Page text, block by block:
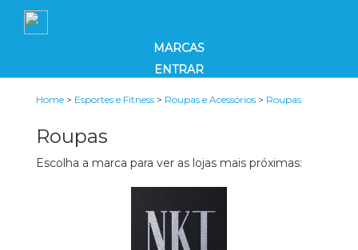
MARCAS
ENTRAR
Home > Esportes e Fitness > Roupas e Acessórios > Roupas
Roupas
Escolha a marca para ver as lojas mais próximas: